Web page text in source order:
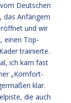
Deutschen
das Anfängern
und wir
einen Top-
trainierte.
ich kam fast
„Komfort-
klar.
die auch